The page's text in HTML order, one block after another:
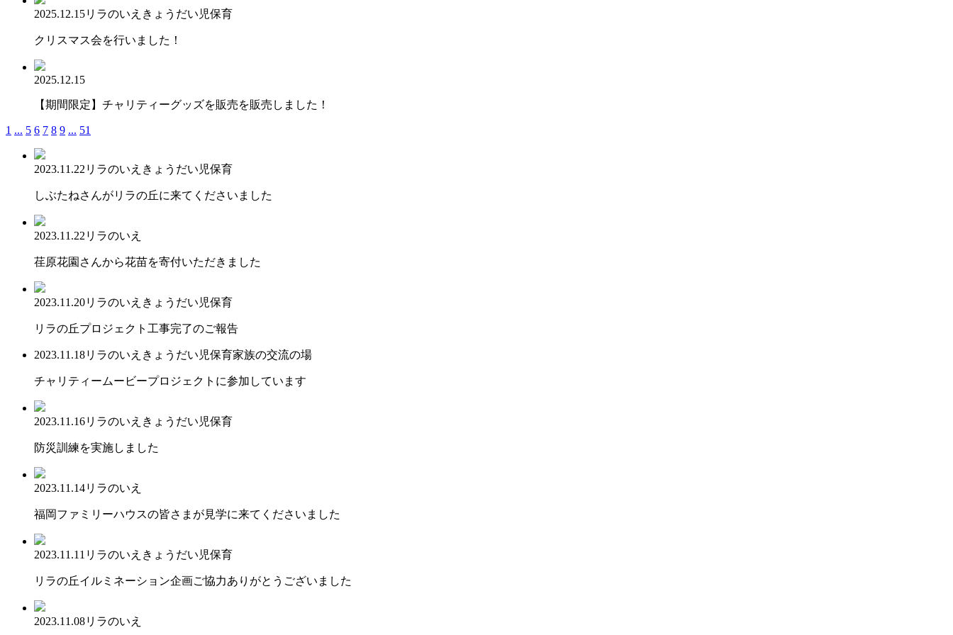
2025.12.15リラのいえ きょうだい児保育
クリスマス会を行いました！
2025.12.15
【期間限定】チャリティーグッズを販売を販売しました！
1 ... 5 6 7 8 9 ... 51
2023.11.22 リラのいえ きょうだい児保育
しぶたねさんがリラの丘に来てくださいました
2023.11.22 リラのいえ
荏原花園さんから花苗を寄付いただきました
2023.11.20リラのいえ きょうだい児保育
リラの丘プロジェクト工事完了のご報告
2023.11.18リラのいえ きょうだい児保育家族の交流の場
チャリティームービープロジェクトに参加しています
2023.11.16リラのいえ きょうだい児保育
防災訓練を実施しました
2023.11.14リラのいえ
福岡ファミリーハウスの皆さまが見学に来てくださいました
2023.11.11 リラのいえ きょうだい児保育
リラの丘イルミネーション企画ご協力ありがとうございました
2023.11.08リラのいえ